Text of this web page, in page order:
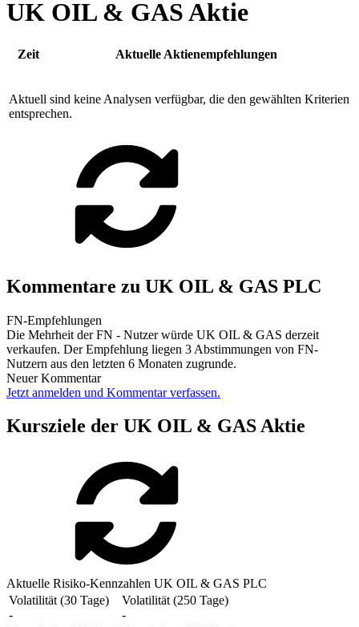
UK OIL & GAS Aktie
Zeit Aktuelle Aktienempfehlungen
Aktuell sind keine Analysen verfügbar, die den gewählten Kriterien
entsprechen.
Kommentare zu UK OIL & GAS PLC
FN-Empfehlungen
Die Mehrheit der FN - Nutzer würde UK OIL & GAS derzeit
verkaufen. Der Empfehlung liegen 3 Abstimmungen von FN-
Nutzern aus den letzten 6 Monaten zugrunde.
Neuer Kommentar
Jetzt anmelden und Kommentar verfassen.
Kursziele der UK OIL & GAS Aktie
Aktuelle Risiko-Kennzahlen UK OIL & GAS PLC
Volatilität (30 Tage)
-
Volatilität (250 Tage)
-